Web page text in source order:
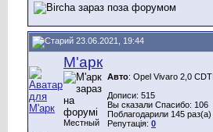
23.06.2021, 19:44
М'арк
Местный
Авто: Opel Vivaro 2,0 CDTI
Дописи: 515
Вы сказали Спасибо: 106
Поблагодарили 145
Репутація: 0